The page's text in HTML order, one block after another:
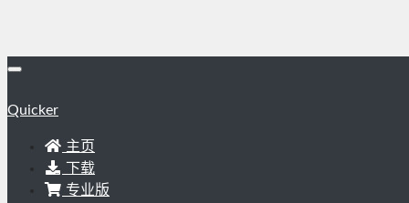
Quicker
主页
下载
专业版